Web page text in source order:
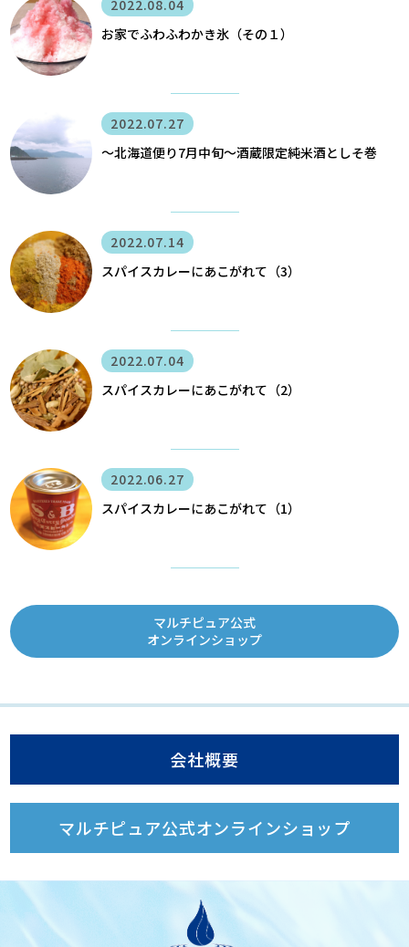
2022.08.04
お家でふわふわかき氷（その１）
2022.07.27
〜北海道便り7月中旬～酒蔵限定純米酒としそ巻
2022.07.14
スパイスカレーにあこがれて（3）
2022.07.04
スパイスカレーにあこがれて（2）
2022.06.27
スパイスカレーにあこがれて（1）
マルチピュア公式
オンラインショップ
会社概要
マルチピュア公式オンラインショップ